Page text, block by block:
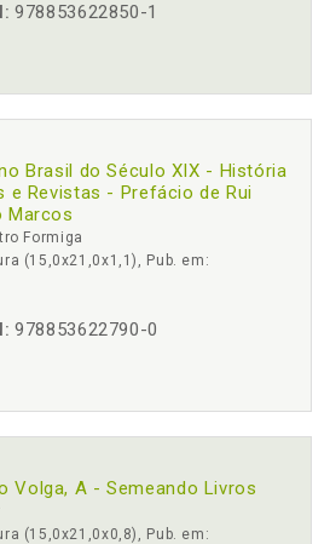
978853622850-1
Brasil do Século XIX - História
e Revistas - Prefácio de Rui
Marcos
Formiga
(15,0x21,0x1,1), Pub. em:
978853622790-0
Volga, A - Semeando Livros
(15,0x21,0x0,8), Pub. em: